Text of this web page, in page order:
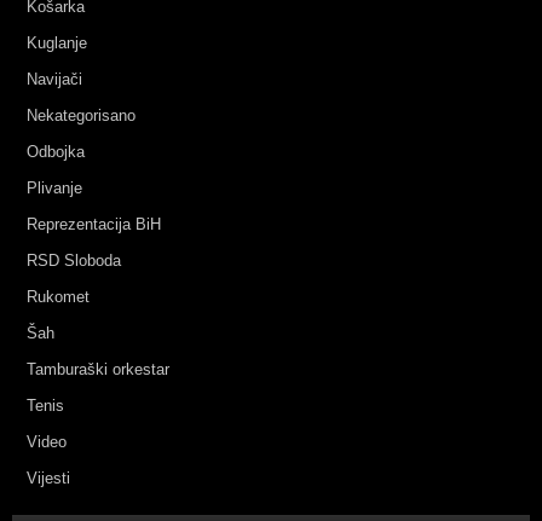
Košarka
Kuglanje
Navijači
Nekategorisano
Odbojka
Plivanje
Reprezentacija BiH
RSD Sloboda
Rukomet
Šah
Tamburaški orkestar
Tenis
Video
Vijesti